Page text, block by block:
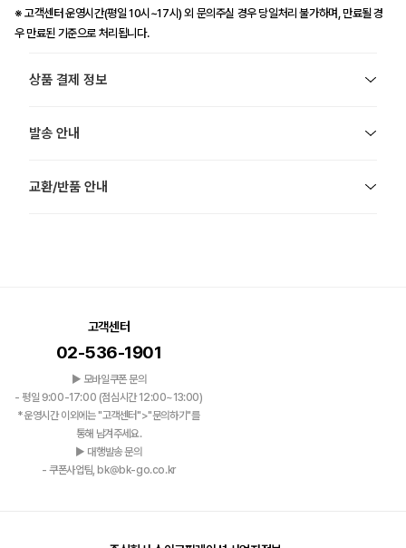
※ 고객센터 운영시간(평일 10시~17시) 외 문의주실 경우 당일처리 불가하며, 만료될 경
우 만료된 기준으로 처리됩니다.
상품 결제 정보
발송 안내
교환/반품 안내
고객센터
02-536-1901
▶ 모바일쿠폰 문의
- 평일 9:00-17:00 (점심시간 12:00~13:00)
*운영시간 이외에는 "고객센터">"문의하기"를
통해 남겨주세요.
▶ 대행발송 문의
- 쿠폰사업팀, bk@bk-go.co.kr